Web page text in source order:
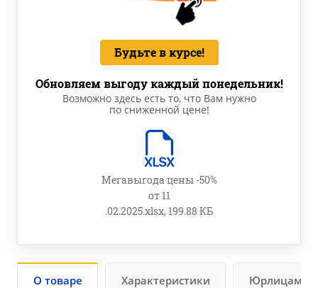
Будьте в курсе!
Обновляем выгоду каждый понедельник!
Возможно здесь есть то, что Вам нужно
по сниженной цене!
Мегавыгода цены -50%
от 11
.02.2025.xlsx, 199.88 КБ
О товаре Характеристики Юрлицам